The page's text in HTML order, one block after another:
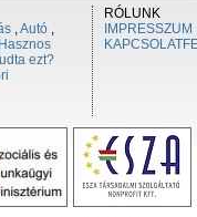
,Autó ,
Hasznos
ezt?
RÓLUNK
IMPRESSZUM